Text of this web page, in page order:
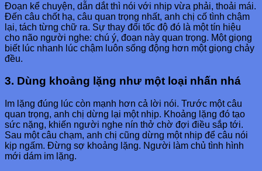
Đoạn kể chuyện, dẫn dắt thì nói với nhịp vừa phải, thoải mái.
Đến câu chốt hạ, câu quan trọng nhất, anh chị cố tình chậm
lại, tách từng chữ ra. Sự thay đổi tốc độ đó là một tín hiệu
cho não người nghe: chú ý, đoạn này quan trọng. Một giọng
biết lúc nhanh lúc chậm luôn sống động hơn một giọng chảy
đều.
3. Dùng khoảng lặng như một loại nhấn nhá
Im lặng đúng lúc còn mạnh hơn cả lời nói. Trước một câu
quan trọng, anh chị dừng lại một nhịp. Khoảng lặng đó tạo
sức nặng, khiến người nghe nín thở chờ đợi điều sắp tới.
Sau một câu chạm, anh chị cũng dừng một nhịp để câu nói
kịp ngấm. Đừng sợ khoảng lặng. Người làm chủ tình hình
mới dám im lặng.